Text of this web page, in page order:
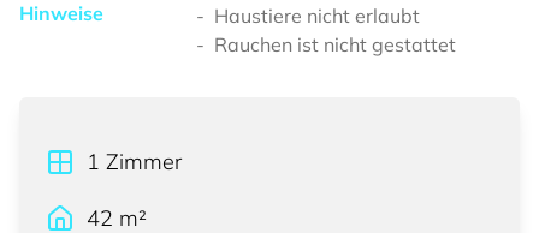
Hinweise
Haustiere nicht erlaubt
Rauchen ist nicht gestattet
1 Zimmer
42 m²